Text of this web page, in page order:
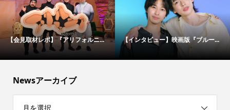
【会見取材レポ】『アリフォルニ... 【インタビュー】映画版『ブルー...
Newsアーカイブ
月を選択